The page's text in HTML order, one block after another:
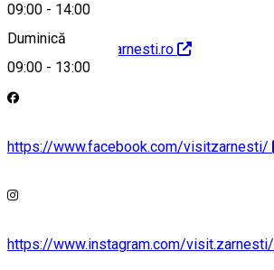
09:00 - 14:00
Duminică
09:00 - 13:00
http://www.visitzarnesti.ro
https://www.facebook.com/visitzarnesti/
https://www.instagram.com/visit.zarnesti/